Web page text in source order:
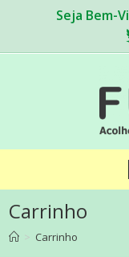
Seja Bem-
Carrinho
> Carrinho